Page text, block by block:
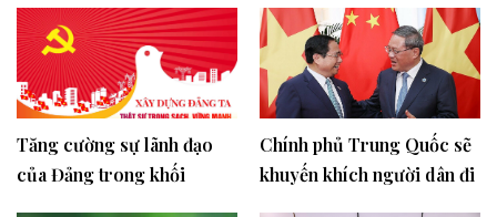
Tăng cường sự lãnh đạo
của Đảng trong khối
Chính phủ Trung Quốc sẽ
khuyến khích người dân đi